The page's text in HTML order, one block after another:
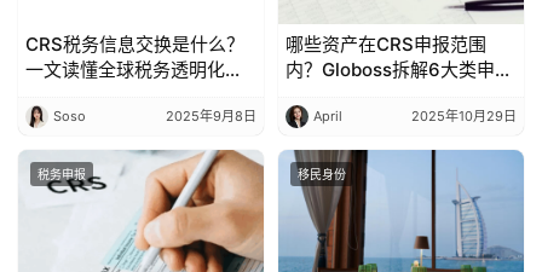
CRS税务信息交换是什么？
一文读懂全球税务透明化核
Soso 2025年9月8日
哪些资产在CRS申报范围
内？Globoss拆解6大类申报
April 2025年10月29日
税务申报 移民身份